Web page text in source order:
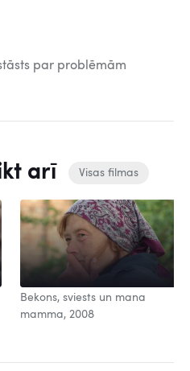
par problēmām
arī Visas filmas
Bekons, sviests un mana
mamma, 2008